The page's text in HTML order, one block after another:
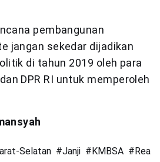
pembangunan
jangan sekedar dijadikan
di tahun 2019 oleh para
DPR RI untuk memperoleh
Selatan #Janji #KMBSA #